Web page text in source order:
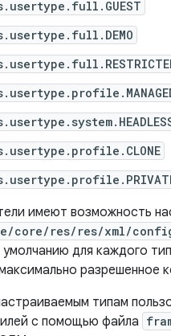
имеют возможность
core/res/res/xml/
для каждого
разрешенное
типам
с помощью файла